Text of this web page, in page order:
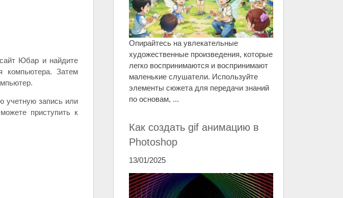
Юбар и найдите
компьютера. Затем
учетную запись или
приступить к
Опирайтесь на увлекательные
художественные произведения, которые
легко воспринимаются и воспринимают
маленькие слушатели. Используйте
элементы сюжета для передачи знаний
по основам, ...
Как создать gif анимацию в
Photoshop
13/01/2025